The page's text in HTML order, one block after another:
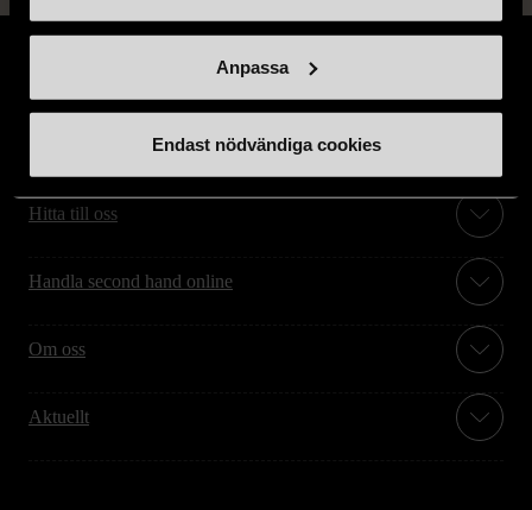
Anpassa
Endast nödvändiga cookies
Hitta till oss
Handla second hand online
Om oss
Aktuellt